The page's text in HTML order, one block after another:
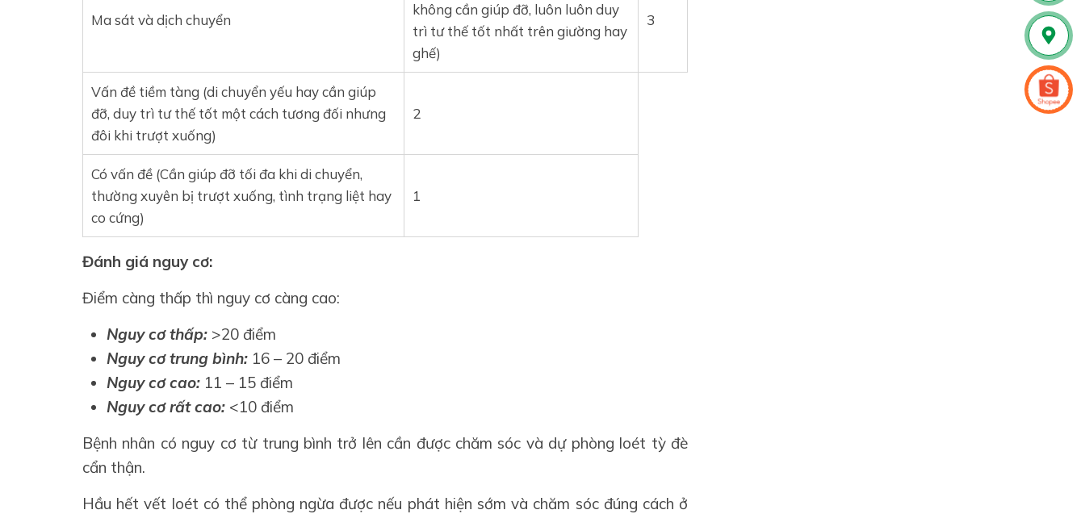
Ma sát và dịch chuyển
không cần giúp đỡ, luôn luôn duy
trì tư thế tốt nhất trên giường hay
ghế)
3
Vấn đề tiềm tàng (di chuyển yếu hay cần giúp
đỡ, duy trì tư thế tốt một cách tương đối nhưng
đôi khi trượt xuống)
2
Có vấn đề (Cần giúp đỡ tối đa khi di chuyển,
thường xuyên bị trượt xuống, tình trạng liệt hay
co cứng)
1
Đánh giá nguy cơ:
Điểm càng thấp thì nguy cơ càng cao:
Nguy cơ thấp: >20 điểm
Nguy cơ trung bình: 16 – 20 điểm
Nguy cơ cao: 11 – 15 điểm
Nguy cơ rất cao: <10 điểm
Bệnh nhân có nguy cơ từ trung bình trở lên cần được chăm sóc và dự phòng loét tỳ đè
cẩn thận.
Hầu hết vết loét có thể phòng ngừa được nếu phát hiện sớm và chăm sóc đúng cách ở